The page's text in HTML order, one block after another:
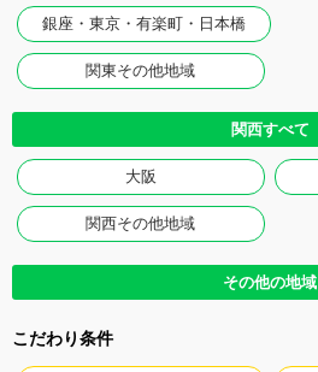
銀座・東京・有楽町・日本橋
関東その他地域
関西すべて
大阪
関西その他地域
その他の地域
こだわり条件